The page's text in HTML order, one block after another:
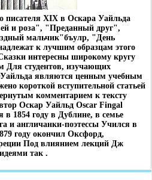
писателя XIX в Оскара Уайльда
и роза", "Преданный друг",
мальчик"бъулр, "День
к лучшим образцам этого
интересны широкому кругу
Для студентов, изучающих
являются ценным учебным
короткой вступительной статьей
комментарием к тексту
Оскар Уайльд Oscar Fingal
1854 году в Дублине, в семье
и англичанки-поэтессы Учился в
году окончил Оксфорд,
Под влиянием лекций Дж
так .